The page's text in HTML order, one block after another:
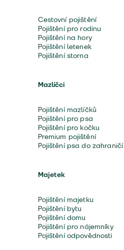
Cestovní pojištění
Pojištění pro rodinu
Pojištění na hory
Pojištění letenek
Pojištění storna
Mazlíčci
Pojištění mazlíčků
Pojištění pro psa
Pojištění pro kočku
Premium pojištění
Pojištění psa do zahraničí
Majetek
Pojištění majetku
Pojištění bytu
Pojištění domu
Pojištění pro nájemníky
Pojištění odpovědnosti